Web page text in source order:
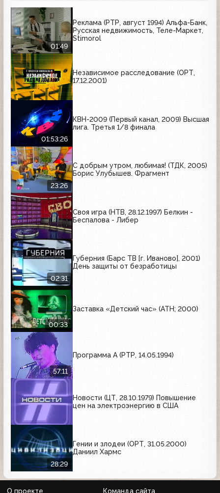
01:49
Реклама (РТР, август 1994) Альфа-Банк,
Русская недвижимость, Теле-Маркет,
Stimorol
Независимое расследование (ОРТ,
17.12.2001)
01:53:26
КВН-2009 (Первый канал, 2009) Высшая
лига. Третья 1/8 финала
23:26
С добрым утром, любимая! (ТДК, 2005)
Борис Улубышев. Фрагмент
Своя игра (НТВ, 28.12.1997) Белкин -
Беспалова - Либер
02:31
Губерния (Барс ТВ [г. Иваново], 2001)
День защиты от безработицы
00:33
Заставка «Детский час» (АТН; 2000)
57:11
Программа А (РТР, 14.05.1994)
Новости (ЦТ, 28.10.1979) Повышение
цен на электроэнергию в США
28:29
Гении и злодеи (ОРТ, 31.05.2000)
Даниил Хармс
О проекте Команда сайта